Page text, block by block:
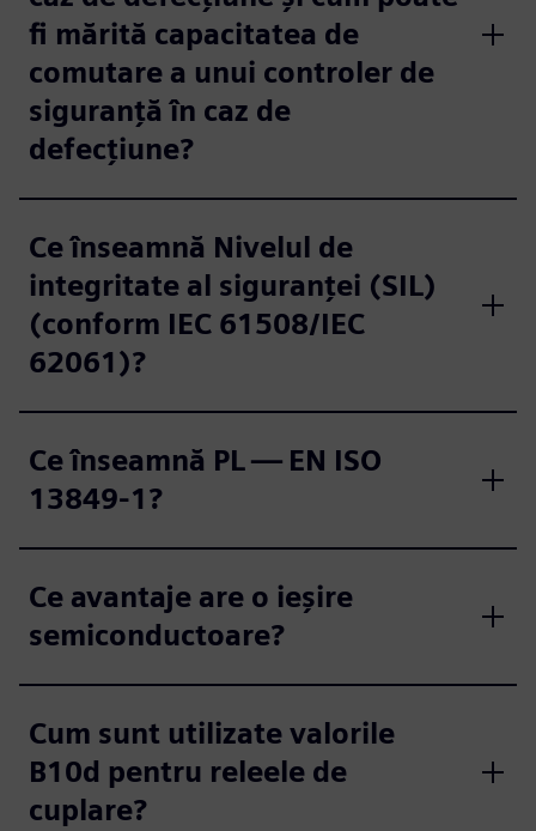
fi mărită capacitatea de
comutare a unui controler de
siguranță în caz de
defecțiune?
Ce înseamnă Nivelul de
integritate al siguranței (SIL)
(conform IEC 61508/IEC
62061)?
Ce înseamnă PL — EN ISO
13849-1?
Ce avantaje are o ieșire
semiconductoare?
Cum sunt utilizate valorile
B10d pentru releele de
cuplare?